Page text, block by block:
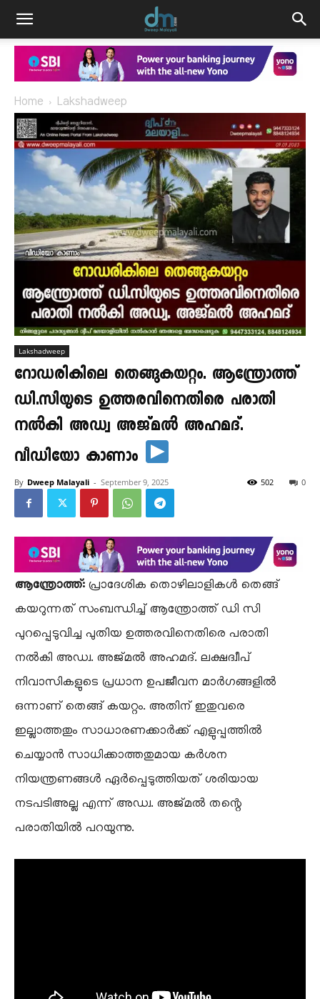
Home Lakshadweep
Lakshadweep
റോഡരികിലെ തെങ്ങുകയറ്റം. ആന്ത്രോത്ത്
ഡി.സിയുടെ ഉത്തരവിനെതിരെ പരാതി
നൽകി അഡ്വ അജ്മൽ അഹമദ്.
വീഡിയോ കാണാം
By Dweep Malayali - September 9, 2025 0
502
ആന്ത്രോത്ത്:പ്രാദേശിക തൊഴിലാളികൾ തെങ്ങ്
കയറുന്നത് സംബന്ധിച്ച് ആന്ത്രോത്ത് ഡി സി
പുറപ്പെടുവിച്ച പുതിയ ഉത്തരവിനെതിരെ പരാതി
നൽകി അഡ്വ. അജ്മൽ അഹമദ്. ലക്ഷദ്വീപ്
നിവാസികളുടെ പ്രധാന ഉപജീവന മാർഗങ്ങളിൽ
ഒന്നാണ് തെങ്ങ് കയറ്റം. അതിന് ഇതുവരെ
ഇല്ലാത്തതും സാധാരണക്കാർക്ക് എളുപ്പത്തിൽ
ചെയ്യാൻ സാധിക്കാത്തതുമായ കർശന
നിയന്ത്രണങ്ങൾ ഏർപ്പെടുത്തിയത് ശരിയായ
നടപടിഅല്ല എന്ന് അഡ്വ. അജ്മൽ തന്റെ
പരാതിയിൽ പറയുന്നു.